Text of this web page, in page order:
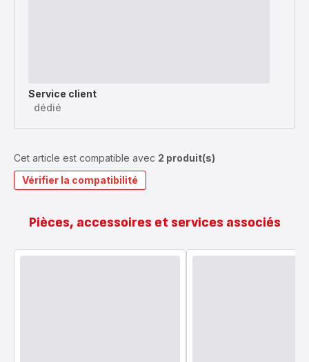
Service client
dédié
Cet article est compatible avec 2 produit(s)
Vérifier la compatibilité
Pièces, accessoires et services associés